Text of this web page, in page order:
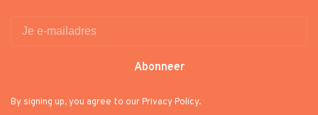
Abonneer
By signing up, you agree to our Privacy Policy.